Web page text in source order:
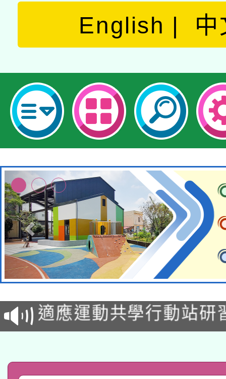
English 中
本校115學年度第2次
招甄選結果公告(無人
招)
適應運動共學行動站研
本館辦理115年度閱讀
暨閱讀推動專業研習
科技賦能─人工智慧